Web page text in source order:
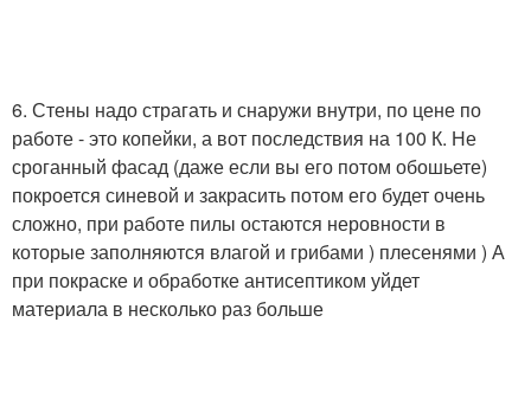
6. Стены надо страгать и снаружи внутри, по цене по
работе - это копейки, а вот последствия на 100 К. Не
сроганный фасад (даже если вы его потом обошьете)
покроется синевой и закрасить потом его будет очень
сложно, при работе пилы остаются неровности в
которые заполняются влагой и грибами ) плесенями ) А
при покраске и обработке антисептиком уйдет
материала в несколько раз больше